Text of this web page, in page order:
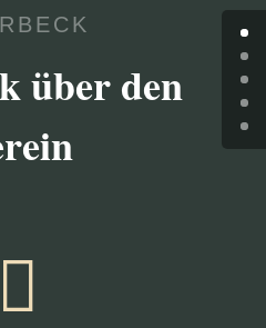
über den
